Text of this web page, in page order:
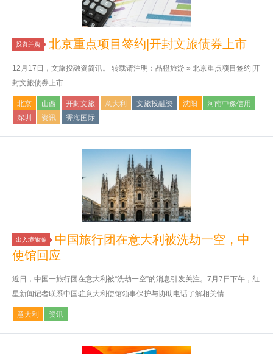
投资并购 北京重点项目签约|开封文旅债券上市
12月17日，文旅投融资简讯。 转载请注明：品橙旅游 » 北京重点项目签约|开
封文旅债券上市...
北京 山西 开封文旅 意大利 文旅投融资 沈阳
河南中豫信用
深圳
资讯 霁海国际
出入境旅游
中国旅行团在意大利被洗劫一空，中
使馆回应
近日，中国一旅行团在意大利被“洗劫一空”的消息引发关注。7月7日下午，红
星新闻记者联系中国驻意大利使馆领事保护与协助电话了解相关情...
意大利 资讯